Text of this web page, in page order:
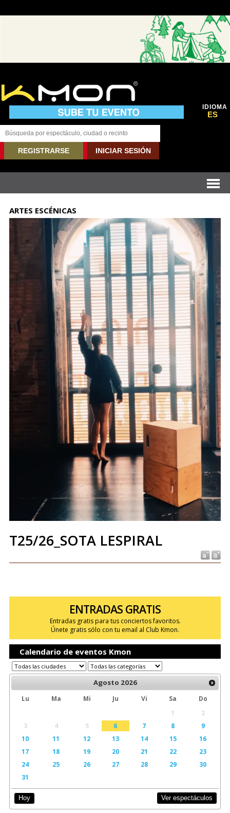
IDIOMA
ES
REGISTRARSE INICIAR SESIÓN
ARTES ESCÉNICAS
T25/26_SOTA LESPIRAL
ENTRADAS GRATIS
Entradas gratis para tus conciertos favoritos.
Únete gratis sólo con tu email al Club Kmon.
Calendario de eventos Kmon
Agosto 2026
Lu Ma Mi Ju Vi Sa
Do
1
2
3
4 5 6 7 8
9
10
11 12 13 14 15
16
17
18 19 20 21 22
23
24
25 26 27 28 29
30
31
Hoy Ver espectáculos